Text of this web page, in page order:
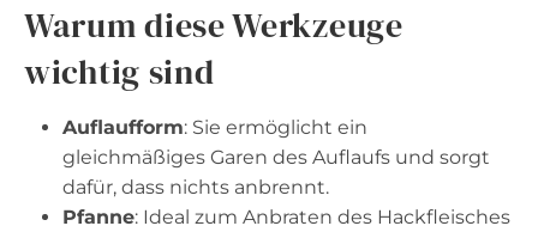
Warum diese Werkzeuge
wichtig sind
Auflaufform: Sie ermöglicht ein
gleichmäßiges Garen des Auflaufs und sorgt
dafür, dass nichts anbrennt.
Pfanne: Ideal zum Anbraten des Hackfleisches